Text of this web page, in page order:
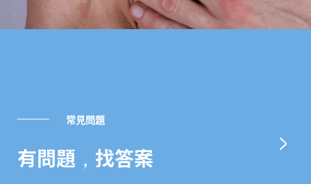
常見問題
有問題，找答案